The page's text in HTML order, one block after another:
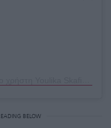
BELOW